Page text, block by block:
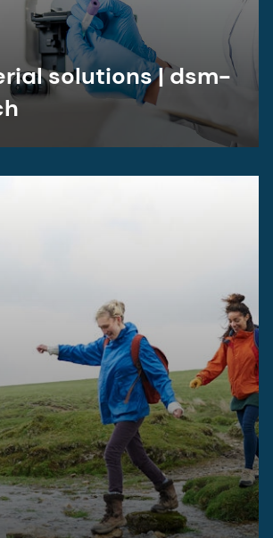
solutions | dsm-